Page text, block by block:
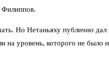
Филиппов.
Но Нетаньяху публично
которого не было